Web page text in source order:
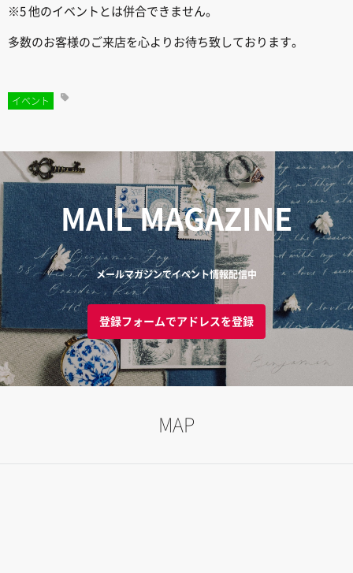
※5 他のイベントとは併合できません。
多数のお客様のご来店を心よりお待ち致しております。
イベント
MAIL MAGAZINE
メールマガジンでイベント情報配信中
登録フォームでアドレスを登録
MAP